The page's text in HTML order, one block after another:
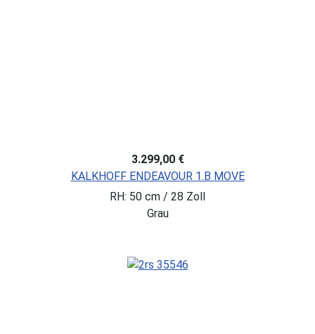
3.299,00 €
KALKHOFF ENDEAVOUR 1.B MOVE
RH: 50 cm / 28 Zoll
Grau